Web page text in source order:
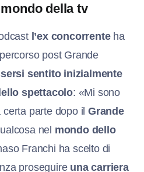
della tv
l’ex concorrenteha
post Grande
sentito inizialmente
spettacolo: «Mi sono
parte dopo il Grande
nel mondo dello
Franchi ha scelto di
proseguire una carriera